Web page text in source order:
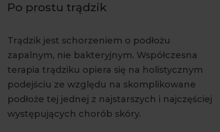
PRENUMERATA
WYDARZENIA
Po prostu trądzik
Trądzik jest schorzeniem o podłożu
zapalnym, nie bakteryjnym. Współczesna
terapia trądziku opiera się na holistycznym
podejściu ze względu na skomplikowane
podłoże tej jednej z najstarszych i najczęściej
występujących chorób skóry.